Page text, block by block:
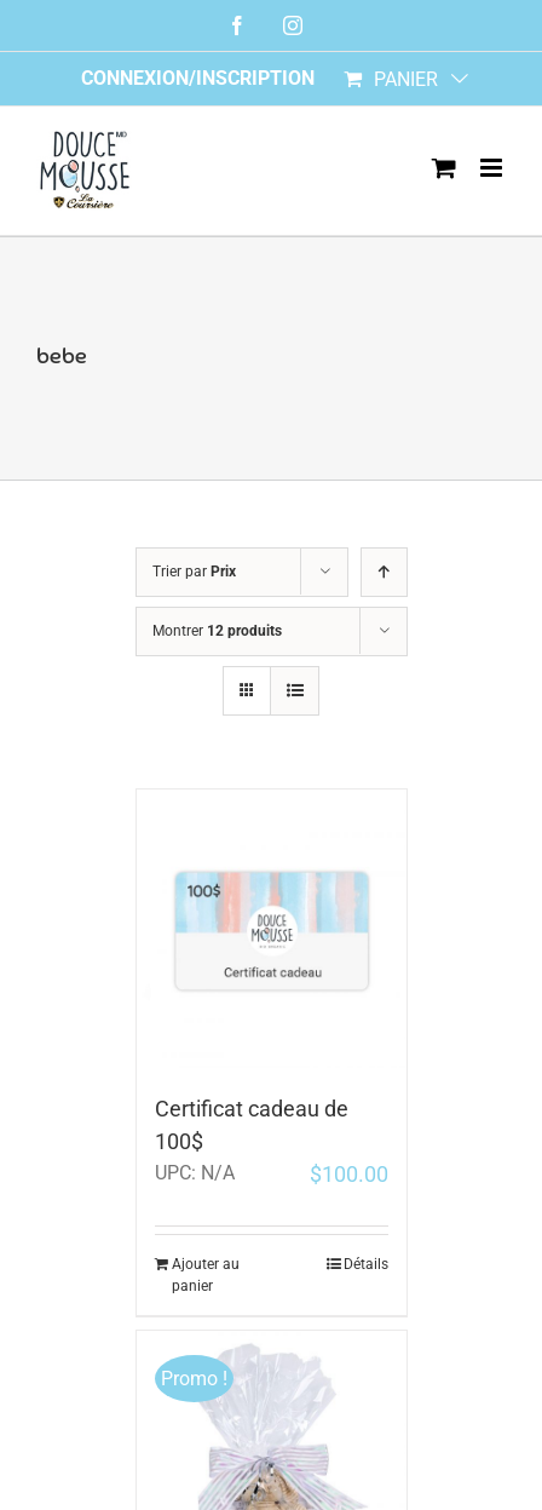
FacebookInstagram
CONNEXION/INSCRIPTION PANIER
bebe
Trier par Prix
Montrer 12 produits
Certificat cadeau de
100$
UPC: N/A $100.00
Ajouter au
panier
Détails
Promo !